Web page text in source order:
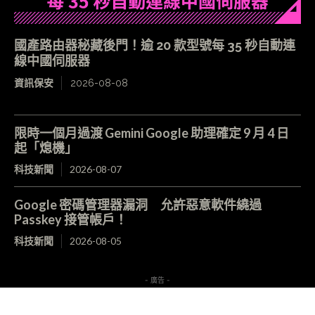
國產路由器秘藏後門！逾 20 款型號每 35 秒自動連
線中國伺服器
資訊保安 2026-08-08
限時一個月過渡 Gemini Google 助理確定 9 月 4 日
起「熄機」
科技新聞 2026-08-07
Google 密碼管理器漏洞 允許惡意軟件繞過
Passkey 接管帳戶！
科技新聞 2026-08-05
- 廣告 -